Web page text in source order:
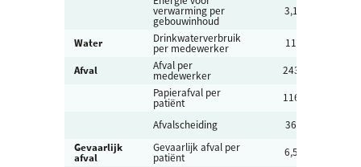
verwarming per
gebouwinhoud
3,1
Water
Drinkwaterverbruik
per medewerker 11
Afval
Afval per
medewerker 243
Papierafval per
patiënt 116
Afvalscheiding
36
Gevaarlijk
afval
Gevaarlijk afval per
patiënt 6,5